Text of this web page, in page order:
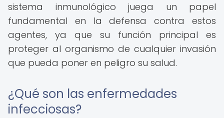
sistema inmunológico juega un papel
fundamental en la defensa contra estos
agentes, ya que su función principal es
proteger al organismo de cualquier invasión
que pueda poner en peligro su salud.
¿Qué son las enfermedades
infecciosas?